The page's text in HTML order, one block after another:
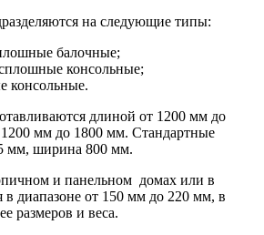
на следующие типы:
балочные;
консольные;
консольные.
длиной от 1200 мм до
мм до 1800 мм. Стандартные
мм, ширина 800 мм.
и панельном домах или в
в диапазоне от 150 мм до 220 мм, в
размеров и веса.